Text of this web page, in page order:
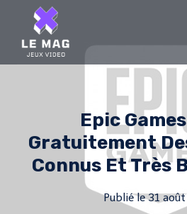
content
Epic
Gratuitement
Connus Et Très
Publié le31